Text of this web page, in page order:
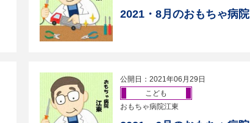
2021・8月のおもちゃ病院
公開日：2021年06月29日
こども
おもちゃ病院江東